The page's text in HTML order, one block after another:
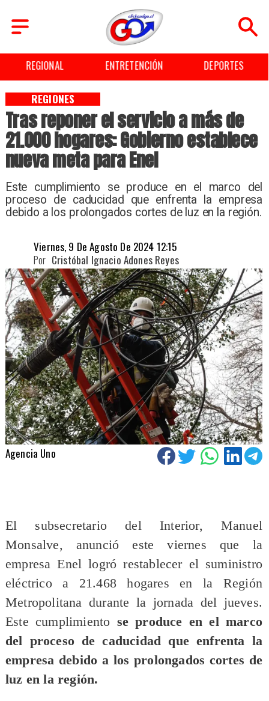
REGIONAL ENTRETENCIÓN DEPORTES
Tras reponer el servicio a más de
21.000 hogares: Gobierno establece
nueva meta para Enel
​Este cumplimiento se produce en el marco del
proceso de caducidad que enfrenta la empresa
debido a los prolongados cortes de luz en la región.
REGIONES
Viernes, 9 De Agosto De 2024 12:15
Cristóbal Ignacio Adones Reyes
Por
Agencia Uno
El subsecretario del Interior, Manuel
Monsalve, anunció este viernes que la
empresa Enel logró restablecer el suministro
eléctrico a 21.468 hogares en la Región
Metropolitana durante la jornada del jueves.
Este cumplimiento se produce en el marco
del proceso de caducidad que enfrenta la
empresa debido a los prolongados cortes de
luz en la región.